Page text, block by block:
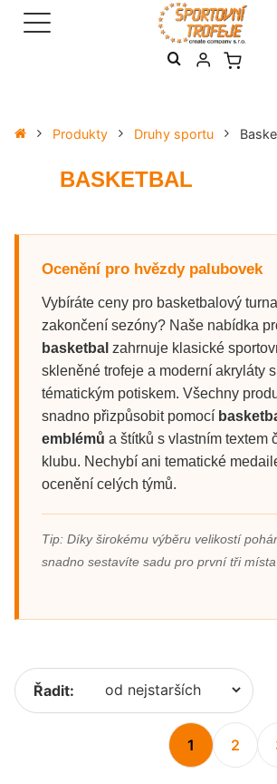
Produkty Druhy sportu
BASKETBAL
Ocenění pro hvězdy palubovek
Vybíráte ceny pro basketbalový
zakončení sezóny? Naše nabídka
basketbal zahrnuje klasické
skleněné trofeje a moderní akryláty s
tématickým potiskem. Všechny
snadno přizpůsobit pomocí
emblémů a štítků s vlastním textem
klubu. Nechybí ani tematické
ocenění celých týmů.
Tip: Díky širokému výběru velikostí
snadno sestavíte sadu pro první tři místa
Řadit:
1 2